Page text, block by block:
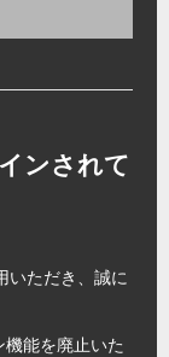
ンされて
いただき、誠に
能を廃止いた